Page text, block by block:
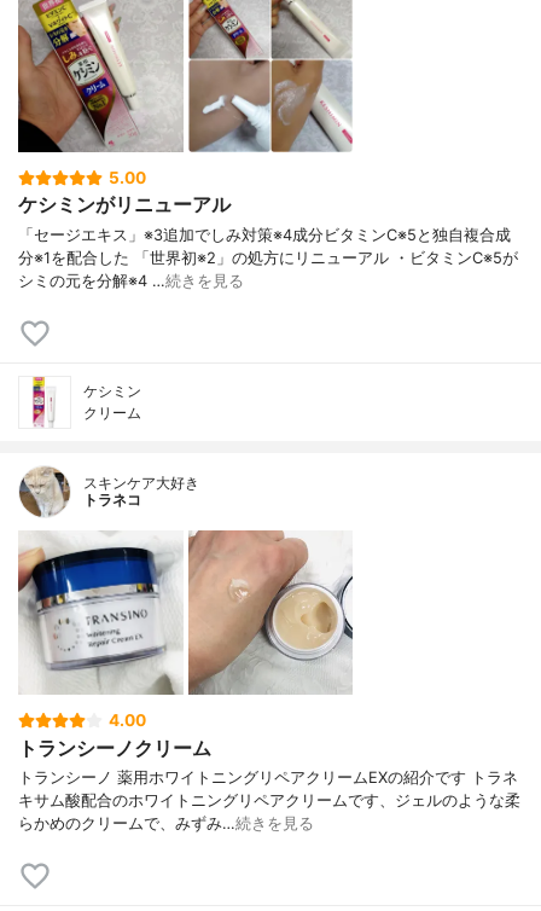
5.00
ケシミンがリニューアル
「セージエキス」※3追加でしみ対策※4成分ビタミンC※5と独自複合成
分※1を配合した 「世界初※2」の処方にリニューアル ・ビタミンC※5が
シミの元を分解※4 …続きを見る
ケシミン
クリーム
スキンケア大好き
トラネコ
4.00
トランシーノクリーム
トランシーノ 薬用ホワイトニングリペアクリームEXの紹介です トラネ
キサム酸配合のホワイトニングリペアクリームです、ジェルのような柔
らかめのクリームで、みずみ…続きを見る